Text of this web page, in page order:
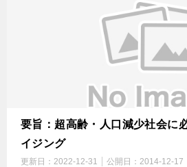
要旨：超高齢・人口減少社会に
イジング
更新日： 2022-12-31 公開日： 2014-12-17